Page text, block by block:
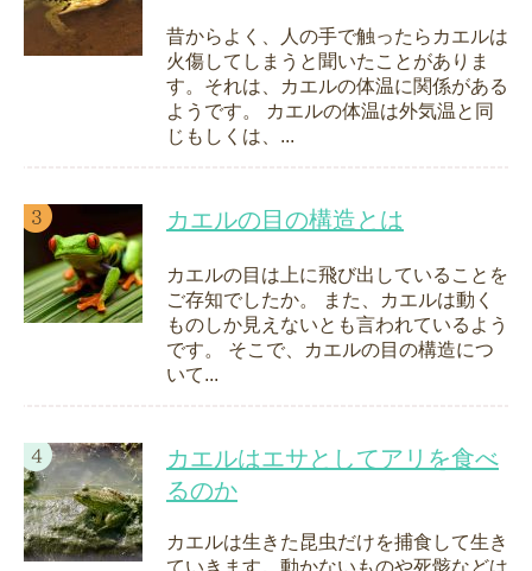
昔からよく、人の手で触ったらカエルは
火傷してしまうと聞いたことがありま
す。それは、カエルの体温に関係がある
ようです。 カエルの体温は外気温と同
じもしくは、...
カエルの目の構造とは
カエルの目は上に飛び出していることを
ご存知でしたか。 また、カエルは動く
ものしか見えないとも言われているよう
です。 そこで、カエルの目の構造につ
いて...
カエルはエサとしてアリを食べ
るのか
カエルは生きた昆虫だけを捕食して生き